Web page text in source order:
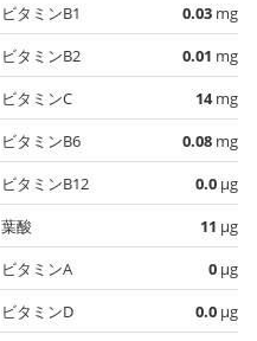
ビタミンB1
0.03 mg
ビタミンB2
0.01 mg
ビタミンC
14mg
ビタミンB6
0.08 mg
ビタミンB12
0.0 µg
葉酸
11 µg
ビタミンA
0 µg
ビタミンD
0.0 µg